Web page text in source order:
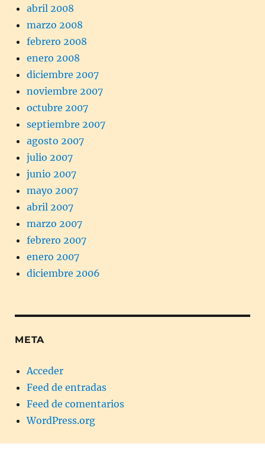
abril 2008
marzo 2008
febrero 2008
enero 2008
diciembre 2007
noviembre 2007
octubre 2007
septiembre 2007
agosto 2007
julio 2007
junio 2007
mayo 2007
abril 2007
marzo 2007
febrero 2007
enero 2007
diciembre 2006
META
Acceder
Feed de entradas
Feed de comentarios
WordPress.org